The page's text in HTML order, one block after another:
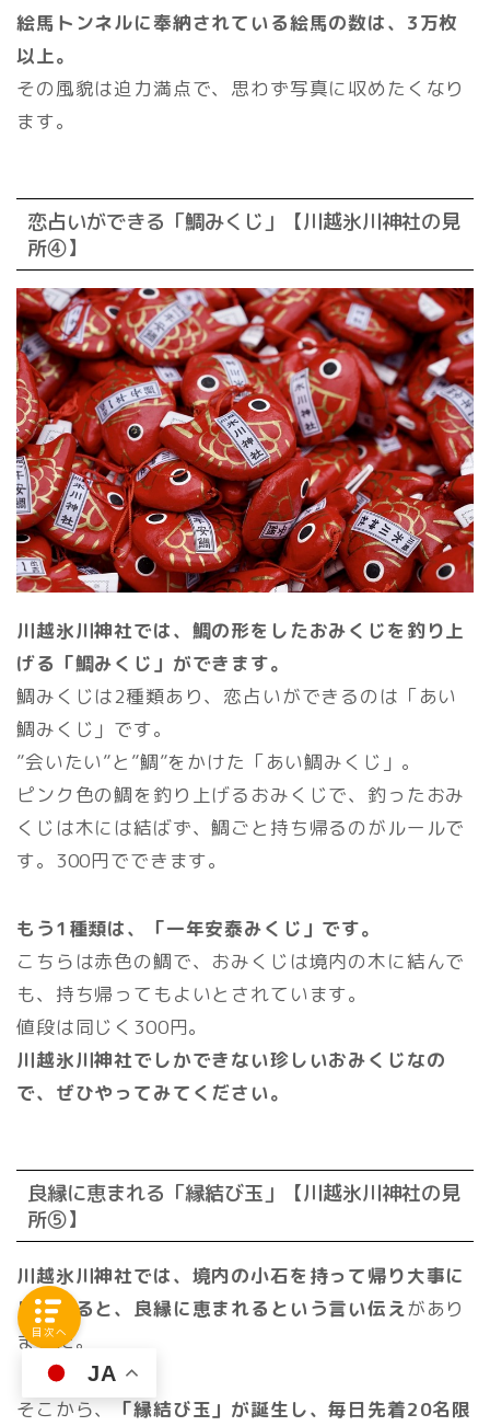
絵馬トンネルに奉納されている絵馬の数は、3万枚
以上。
その風貌は迫力満点で、思わず写真に収めたくなり
ます。
恋占いができる「鯛みくじ」【川越氷川神社の見
所④】
川越氷川神社では、鯛の形をしたおみくじを釣り上
げる「鯛みくじ」ができます。
鯛みくじは2種類あり、恋占いができるのは「あい
鯛みくじ」です。
”会いたい”と”鯛”をかけた「あい鯛みくじ」。
ピンク色の鯛を釣り上げるおみくじで、釣ったおみ
くじは木には結ばず、鯛ごと持ち帰るのがルールで
す。300円でできます。
もう1種類は、「一年安泰みくじ」です。
こちらは赤色の鯛で、おみくじは境内の木に結んで
も、持ち帰ってもよいとされています。
値段は同じく300円。
川越氷川神社でしかできない珍しいおみくじなの
で、ぜひやってみてください。
良縁に恵まれる「縁結び玉」【川越氷川神社の見
所⑤】
川越氷川神社では、境内の小石を持って帰り大事に
していると、良縁に恵まれるという言い伝えがあり
ました。
そこから、 「縁結び玉」が誕生し、毎日先着20名限
JA
目次へ